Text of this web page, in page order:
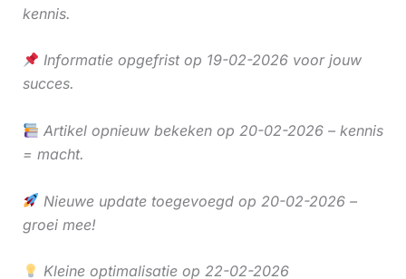
kennis.
Informatie opgefrist op 19-02-2026 voor jouw
succes.
Artikel opnieuw bekeken op 20-02-2026 – kennis
= macht.
Nieuwe update toegevoegd op 20-02-2026 –
groei mee!
Kleine optimalisatie op 22-02-2026